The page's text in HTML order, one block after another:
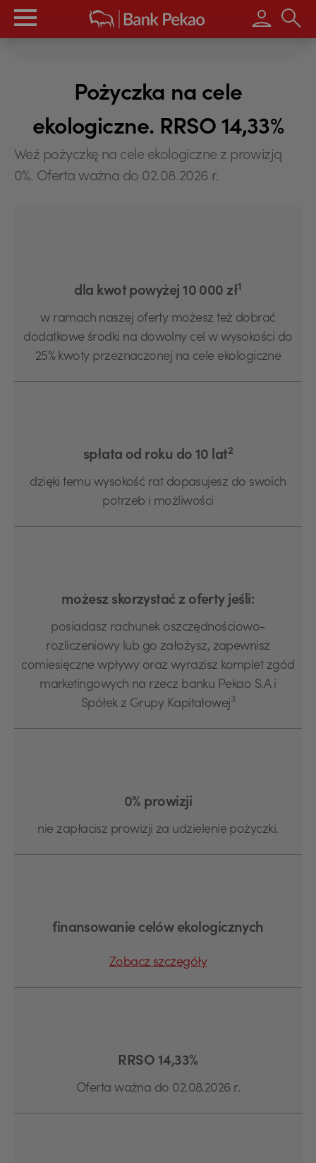
Wpisz
Pożyczka na cele
ekologiczne. RRSO 14,33%
Weź pożyczkę na cele ekologiczne z prowizją
0%. Oferta ważna do 02.08.2026 r.
dla kwot powyżej 10 000 zł1
w ramach naszej oferty możesz też dobrać
dodatkowe środki na dowolny cel w wysokości do
25% kwoty przeznaczonej na cele ekologiczne
spłata od roku do 10 lat2
dzięki temu wysokość rat dopasujesz do swoich
potrzeb i możliwości
możesz skorzystać z oferty jeśli:
posiadasz rachunek oszczędnościowo-
rozliczeniowy lub go założysz, zapewnisz
comiesięczne wpływy oraz wyrazisz komplet zgód
marketingowych na rzecz banku Pekao S.A i
Spółek z Grupy Kapitałowej3
0% prowizji
nie zapłacisz prowizji za udzielenie pożyczki.
finansowanie celów ekologicznych
Zobacz szczegóły
RRSO 14,33%
Oferta ważna do 02.08.2026 r.